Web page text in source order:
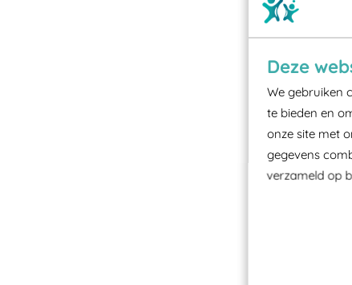
Deze
We gebruiken
te bieden en
onze site met
gegevens
verzameld op